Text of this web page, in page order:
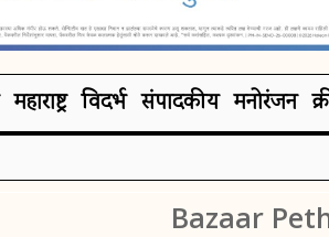
महाराष्ट्र विदर्भ संपादकीय मनोरंजन
Bazaar